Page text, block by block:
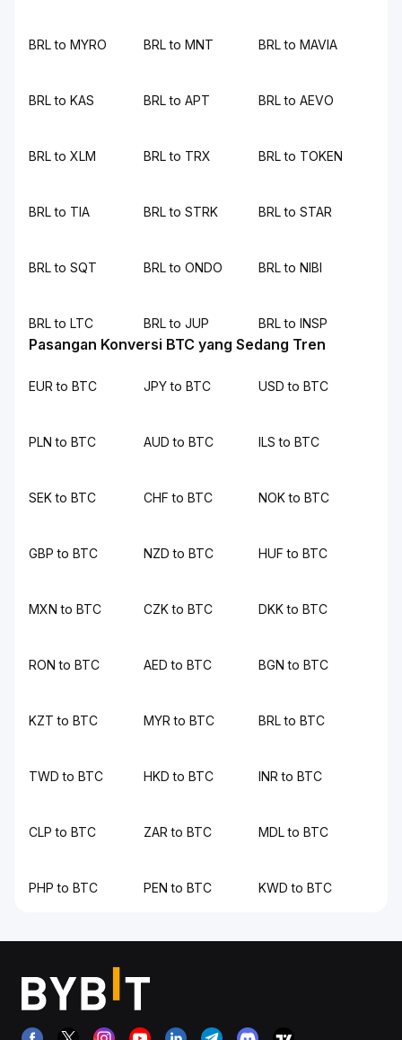
BRL to MYRO BRL to MNT BRL to MAVIA
BRL to KAS BRL to APT BRL to AEVO
BRL to XLM BRL to TRX BRL to TOKEN
BRL to TIA BRL to STRK BRL to STAR
BRL to SQT BRL to ONDO BRL to NIBI
BRL to LTC BRL to JUP BRL to INSP
Pasangan Konversi BTC yang Sedang Tren
EUR to BTC JPY to BTC USD to BTC
PLN to BTC AUD to BTC ILS to BTC
SEK to BTC CHF to BTC NOK to BTC
GBP to BTC NZD to BTC HUF to BTC
MXN to BTC CZK to BTC DKK to BTC
RON to BTC AED to BTC BGN to BTC
KZT to BTC MYR to BTC BRL to BTC
TWD to BTC HKD to BTC INR to BTC
CLP to BTC ZAR to BTC MDL to BTC
PHP to BTC PEN to BTC KWD to BTC